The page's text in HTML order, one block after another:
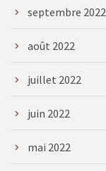
septembre 2022
août 2022
juillet 2022
juin 2022
mai 2022